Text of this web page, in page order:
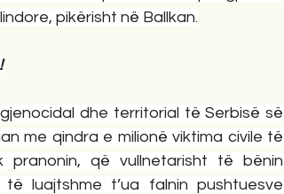
pikërisht në Ballkan.
dhe territorial të Serbisë së
me qindra e milionë viktima civile të
që vullnetarisht të bënin
luajtshme t’ua falnin pushtuesve